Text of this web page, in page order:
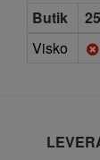
Butik
25
Visko